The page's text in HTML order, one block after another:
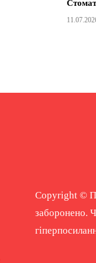
Copyright ©
заборонено.